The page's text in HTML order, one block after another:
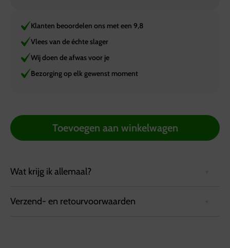
Klanten beoordelen ons met een 9,8
Vlees van de échte slager
Wij doen de afwas voor je
Bezorging op elk gewenst moment
Toevoegen aan winkelwagen
Wat krijg ik allemaal?
Altijd lastig om een leuk cadeau te bedenken voor een
Verzend- en retourvoorwaarden